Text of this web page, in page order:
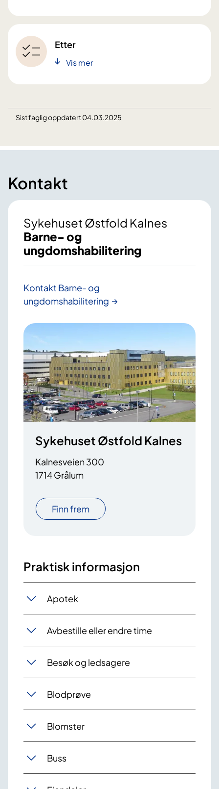
Etter
Vis mer
Sist faglig oppdatert 04.03.2025
Kontakt
Sykehuset Østfold Kalnes
Barne- og
ungdomshabilitering
Kontakt Barne- og
ungdomshabilitering
Sykehuset Østfold Kalnes
Kalnesveien 300
1714 Grålum
Finn frem
Praktisk informasjon
Apotek
Avbestille eller endre time
Besøk og ledsagere
Blodprøve
Blomster
Buss